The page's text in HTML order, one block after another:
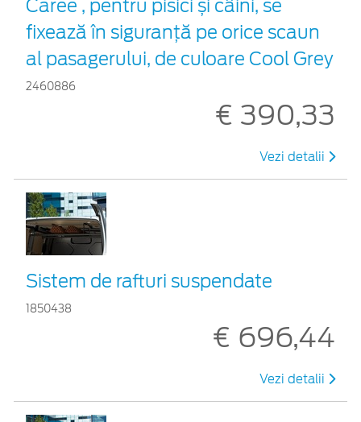
Caree , pentru pisici și câini, se
fixează în siguranță pe orice scaun
al pasagerului, de culoare Cool Grey
2460886
€ 390,33
Vezi detalii
Sistem de rafturi suspendate
1850438
€ 696,44
Vezi detalii